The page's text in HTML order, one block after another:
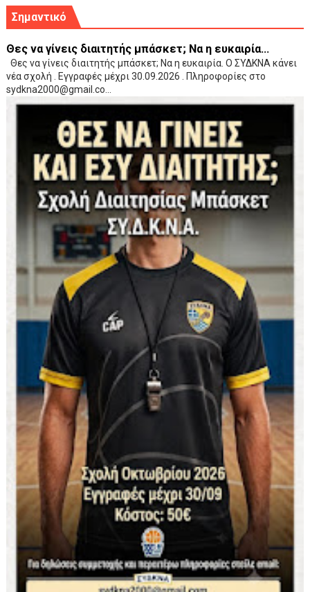
Σημαντικό
Θες να γίνεις διαιτητής μπάσκετ; Να η ευκαιρία...
Θες να γίνεις διαιτητής μπάσκετ; Να η ευκαιρία. Ο ΣΥΔΚΝΑ κάνει
νέα σχολή . Εγγραφές μέχρι 30.09.2026 . Πληροφορίες στο
sydkna2000@gmail.co...